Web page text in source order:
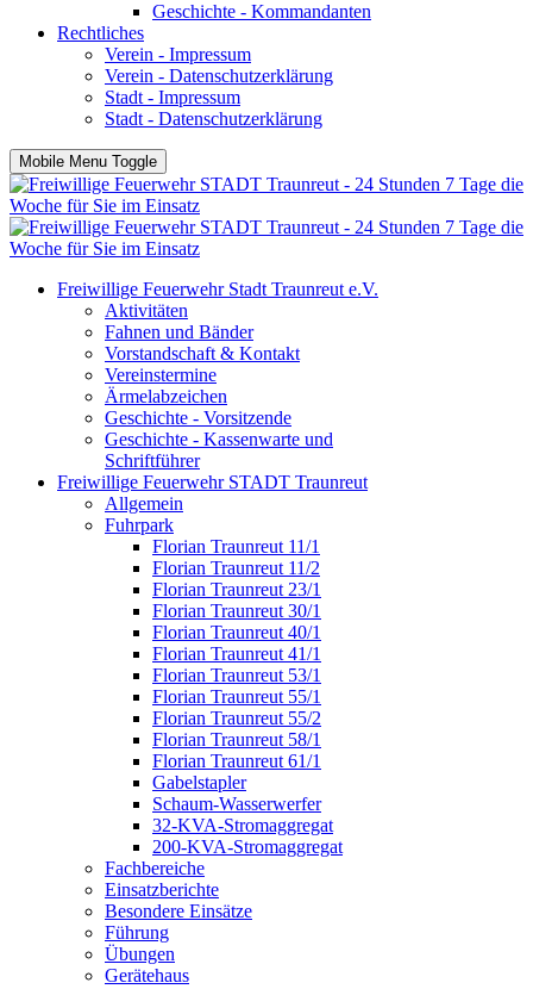
Geschichte - Kommandanten
Rechtliches
Verein - Impressum
Verein - Datenschutzerklärung
Stadt - Impressum
Stadt - Datenschutzerklärung
Mobile Menu Toggle
Freiwillige Feuerwehr Stadt Traunreut e.V.
Aktivitäten
Fahnen und Bänder
Vorstandschaft & Kontakt
Vereinstermine
Ärmelabzeichen
Geschichte - Vorsitzende
Geschichte - Kassenwarte und
Schriftführer
Freiwillige Feuerwehr STADT Traunreut
Allgemein
Fuhrpark
Florian Traunreut 11/1
Florian Traunreut 11/2
Florian Traunreut 23/1
Florian Traunreut 30/1
Florian Traunreut 40/1
Florian Traunreut 41/1
Florian Traunreut 53/1
Florian Traunreut 55/1
Florian Traunreut 55/2
Florian Traunreut 58/1
Florian Traunreut 61/1
Gabelstapler
Schaum-Wasserwerfer
32-KVA-Stromaggregat
200-KVA-Stromaggregat
Fachbereiche
Einsatzberichte
Besondere Einsätze
Führung
Übungen
Gerätehaus